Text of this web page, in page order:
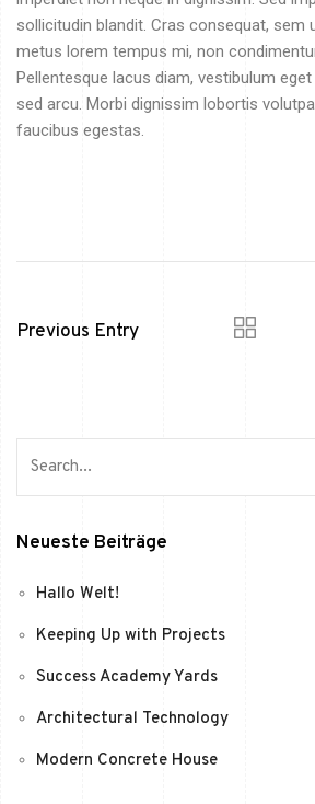
sollicitudin blandit. Cras consequat, sem
metus lorem tempus mi, non
Pellentesque lacus diam, vestibulum
sed arcu. Morbi dignissim lobortis
faucibus egestas.
Previous Entry
Neueste Beiträge
Hallo Welt!
Keeping Up with Projects
Success Academy Yards
Architectural Technology
Modern Concrete House